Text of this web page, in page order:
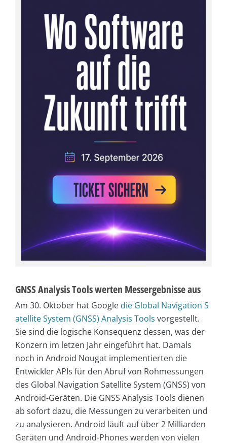
GNSS Analysis Tools werten Messergebnisse aus
Am 30. Oktober hat Google die Global Navigation S
atellite System (GNSS) Analysis Tools vorgestellt.
Sie sind die logische Konsequenz dessen, was der
Konzern im letzen Jahr eingeführt hat. Damals
noch in Android Nougat implementierten die
Entwickler APIs für den Abruf von Rohmessungen
des Global Navigation Satellite System (GNSS) von
Android-Geräten. Die GNSS Analysis Tools dienen
ab sofort dazu, die Messungen zu verarbeiten und
zu analysieren. Android läuft auf über 2 Milliarden
Geräten und Android-Phones werden von vielen